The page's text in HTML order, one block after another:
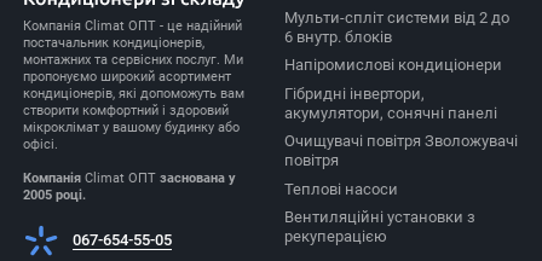
Компанія Climat ОПТ - це надійний
постачальник кондиціонерів,
монтажних та сервісних послуг. Ми
пропонуємо широкий асортимент
кондиціонерів, які допоможуть вам
створити комфортний і здоровий
мікроклімат у вашому будинку або
офісі.
Компанія Climat ОПТзаснована у
2005 році.
067-654-55-05
Мульти-спліт системи від 2 до
6 внутр. блоків
Напіромислові кондиціонери
Гібридні інвертори,
акумулятори, сонячні панелі
Очищувачі повітря Зволожувачі
повітря
Теплові насоси
Вентиляційні установки з
рекуперацією